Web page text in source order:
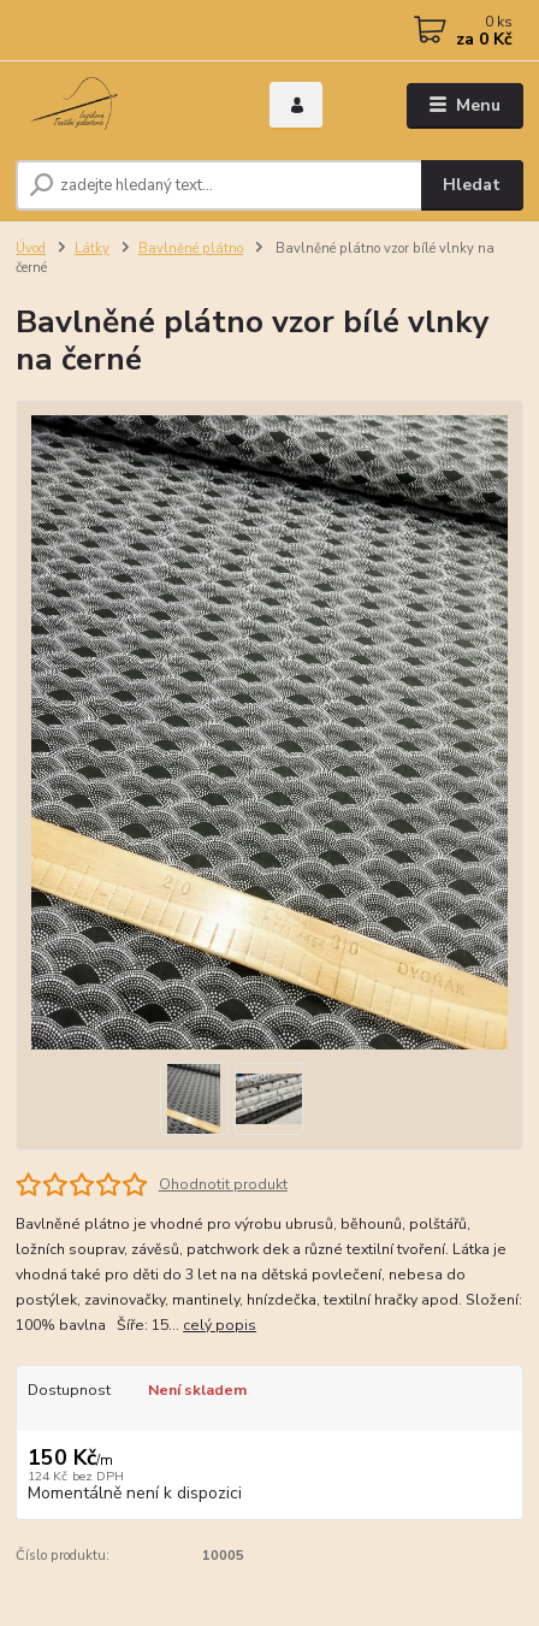
Menu
Hledat
0 ks
za 0 Kč
Úvod Látky Bavlněné plátno
Bavlněné plátno vzor bílé vlnky na
černé
Bavlněné plátno vzor bílé vlnky
na černé
Ohodnotit produkt
Bavlněné plátno je vhodné pro výrobu ubrusů, běhounů, polštářů,
ložních souprav, závěsů, patchwork dek a různé textilní tvoření. Látka je
vhodná také pro děti do 3 let na na dětská povlečení, nebesa do
postýlek, zavinovačky, mantinely, hnízdečka, textilní hračky apod. Složení:
100% bavlna Šíře: 15... celý popis
Dostupnost Není skladem
150 Kč/m
124 Kč bez DPH
Momentálně není k dispozici
Číslo produktu: 10005